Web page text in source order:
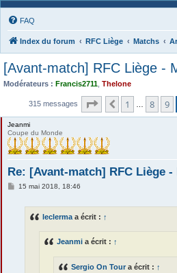
FAQ
Index du forum RFC Liège Matchs
[Avant-match] RFC Liège -
Modérateurs : Francis2711 Thelone
315 messages Page 10 16
Précédente
1 8 9
Jeanmi
Coupe du Monde
Re: [Avant-match] RFC Liège
M15 mai 2018, 18:46
leclerma a écrit : ↑
Jeanmi a écrit : ↑
Sergio On Tour a écrit : ↑